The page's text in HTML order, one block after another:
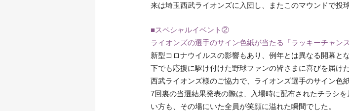
来は埼玉西武ライオンズに入団し、またこのマウンドで投
■スペシャルイベント②
ライオンズの選手のサイン色紙が当たる「ラッキーチャン
新型コロナウイルスの影響もあり、例年とは異なる開幕と
下でも応援に駆け付けた野球ファンの皆さまに喜びを届け
西武ライオンズ様のご協力で、ライオンズ選手のサイン色
7回裏の当選結果発表の際は、入場時に配布されたチラシ
い方も、その場にいた全員が笑顔に溢れた瞬間でした。